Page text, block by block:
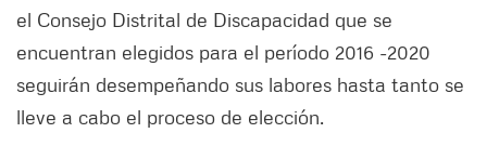
el Consejo Distrital de Discapacidad que se
encuentran elegidos para el período 2016 -2020
seguirán desempeñando sus labores hasta tanto se
lleve a cabo el proceso de elección.